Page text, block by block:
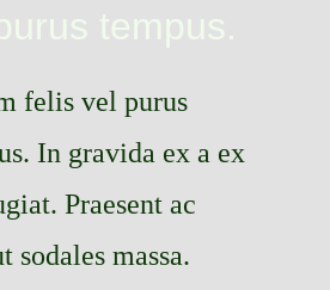
tempus.
felis vel purus
In gravida ex a ex
Praesent ac
sodales massa.